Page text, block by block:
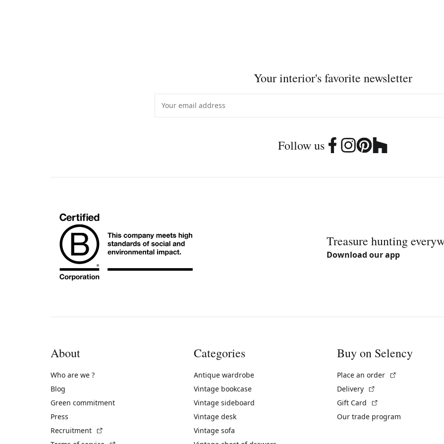
Your interior's favorite newsletter
Follow us
Treasure hunting
Download our app
About
Who are we ?
Blog
Green commitment
Press
Recruitment
Categories
Antique wardrobe
Vintage bookcase
Vintage sideboard
Vintage desk
Vintage sofa
Buy on Selency
Place an order
Delivery
Gift Card
Our trade program